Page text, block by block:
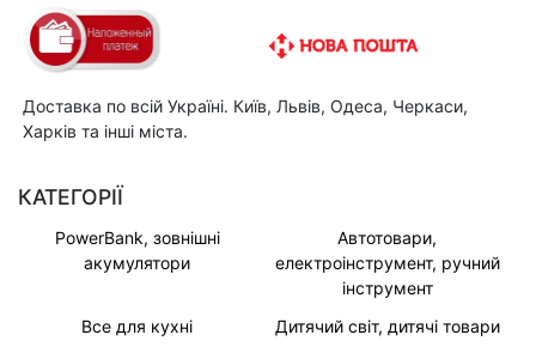
Доставка по всій Україні. Київ, Львів, Одеса, Черкаси,
Харків та інші міста.
КАТЕГОРІЇ
PowerBank, зовнішні
акумулятори
Автотовари,
електроінструмент, ручний
інструмент
Все для кухні
Дитячий світ, дитячі товари